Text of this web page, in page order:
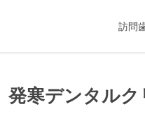
訪問
寒デンタルク